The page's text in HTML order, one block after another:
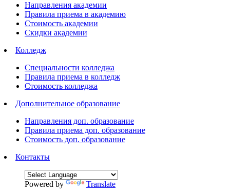
Направления академии
Правила приема в академию
Стоимость академии
Скидки академии
Колледж
Специальности колледжа
Правила приема в колледж
Стоимость колледжа
Дополнительное образование
Направления доп. образование
Правила приема доп. образование
Стоимость доп. образование
Контакты
Powered by Translate